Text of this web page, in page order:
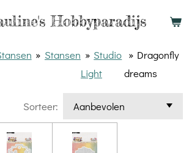
Hobbyparadijs
» Stansen » Studio
Light
» Dragonfly
dreams
Sorteer: